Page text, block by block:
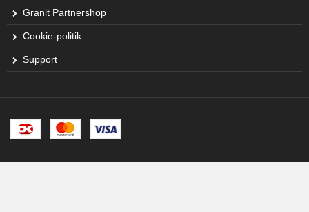
Granit Partnershop
Cookie-politik
Support